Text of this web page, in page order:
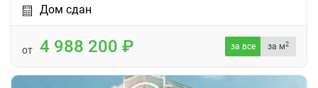
Дом сдан
от 4 988 200 за все за м2